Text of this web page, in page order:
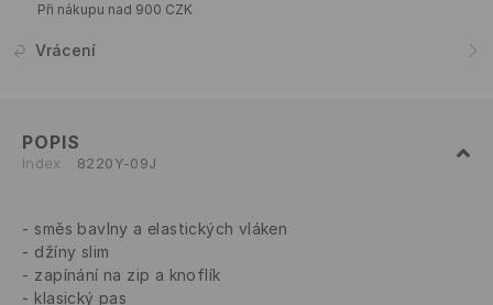
Při nákupu nad 900 CZK
Vrácení
POPIS
Index 8220Y-09J
směs bavlny a elastických vláken
džíny slim
zapínání na zip a knoflík
klasický pas